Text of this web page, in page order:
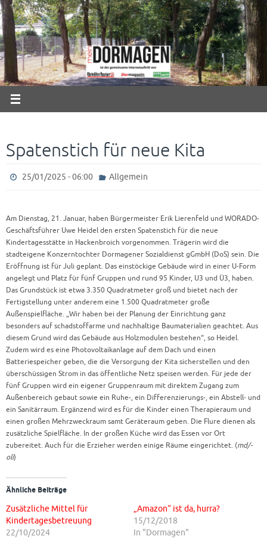
Zum
Inhalt
springen
Spatenstich für neue Kita
25/01/2025 - 06:00 Allgemein
Am Dienstag, 21. Januar, haben Bürgermeister Erik Lierenfeld und WORADO-
Geschäftsführer Uwe Heidel den ersten Spatenstich für die neue
Kindertagesstätte in Hackenbroich vorgenommen. Trägerin wird die
stadteigene Konzerntochter Dormagener Sozialdienst gGmbH (DoS) sein. Die
Eröffnung ist für Juli geplant. Das einstöckige Gebäude wird in einer U-Form
angelegt und Platz für fünf Gruppen und rund 95 Kinder, U3 und Ü3, haben.
Das Grundstück ist etwa 3.350 Quadratmeter groß und bietet nach der
Fertigstellung unter anderem eine 1.500 Quadratmeter große
Außenspielfläche. „Wir haben bei der Planung der Einrichtung ganz
besonders auf schadstoffarme und nachhaltige Baumaterialien geachtet. Aus
diesem Grund wird das Gebäude aus Holzmodulen bestehen“, so Heidel.
Zudem wird es eine Photovoltaikanlage auf dem Dach und einen
Batteriespeicher geben, die die Versorgung der Kita sicherstellen und den
überschüssigen Strom in das öffentliche Netz speisen werden. Für jede der
fünf Gruppen wird ein eigener Gruppenraum mit direktem Zugang zum
Außenbereich gebaut sowie ein Ruhe-, ein Differenzierungs-, ein Abstell- und
ein Sanitärraum. Ergänzend wird es für die Kinder einen Therapieraum und
einen großen Mehrzweckraum samt Geräteraum geben. Die Flure dienen als
zusätzliche Spielfläche. In der großen Küche wird das Essen vor Ort
zubereitet. Auch für die Erzieher werden einige Räume eingerichtet. (md/-
oli)
Ähnliche Beiträge
Zusätzliche Mittel für
Kindertagesbetreuung
22/10/2024
„Amazon“ ist da, hurra?
15/12/2018
In "Dormagen"